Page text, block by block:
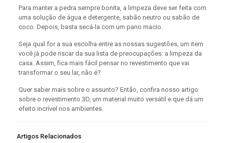
Para manter a pedra sempre bonita, a limpeza deve ser feita com
uma solução de água e detergente, sabão neutro ou sabão de
coco. Depois, basta secá-la com um pano macio.
Seja qual for a sua escolha entre as nossas sugestões, um item
você já pode riscar da sua lista de preocupações: a limpeza da
casa. Assim, fica mais fácil pensar no revestimento que vai
transformar o seu lar, não é?
Quer saber mais sobre o assunto? Então, confira nosso artigo
sobre o revestimento 3D, um material muito versátil e que dá um
efeito incrível nos ambientes.
Artigos Relacionados